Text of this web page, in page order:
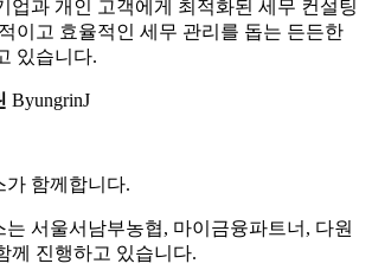
업과 개인 고객에게 최적화된 세무 컨설팅
이고 효율적인 세무 관리를 돕는 든든한
있습니다.
ByungrinJ
가 함께합니다.
서울서남부농협, 마이금융파트너, 다원
께 진행하고 있습니다.